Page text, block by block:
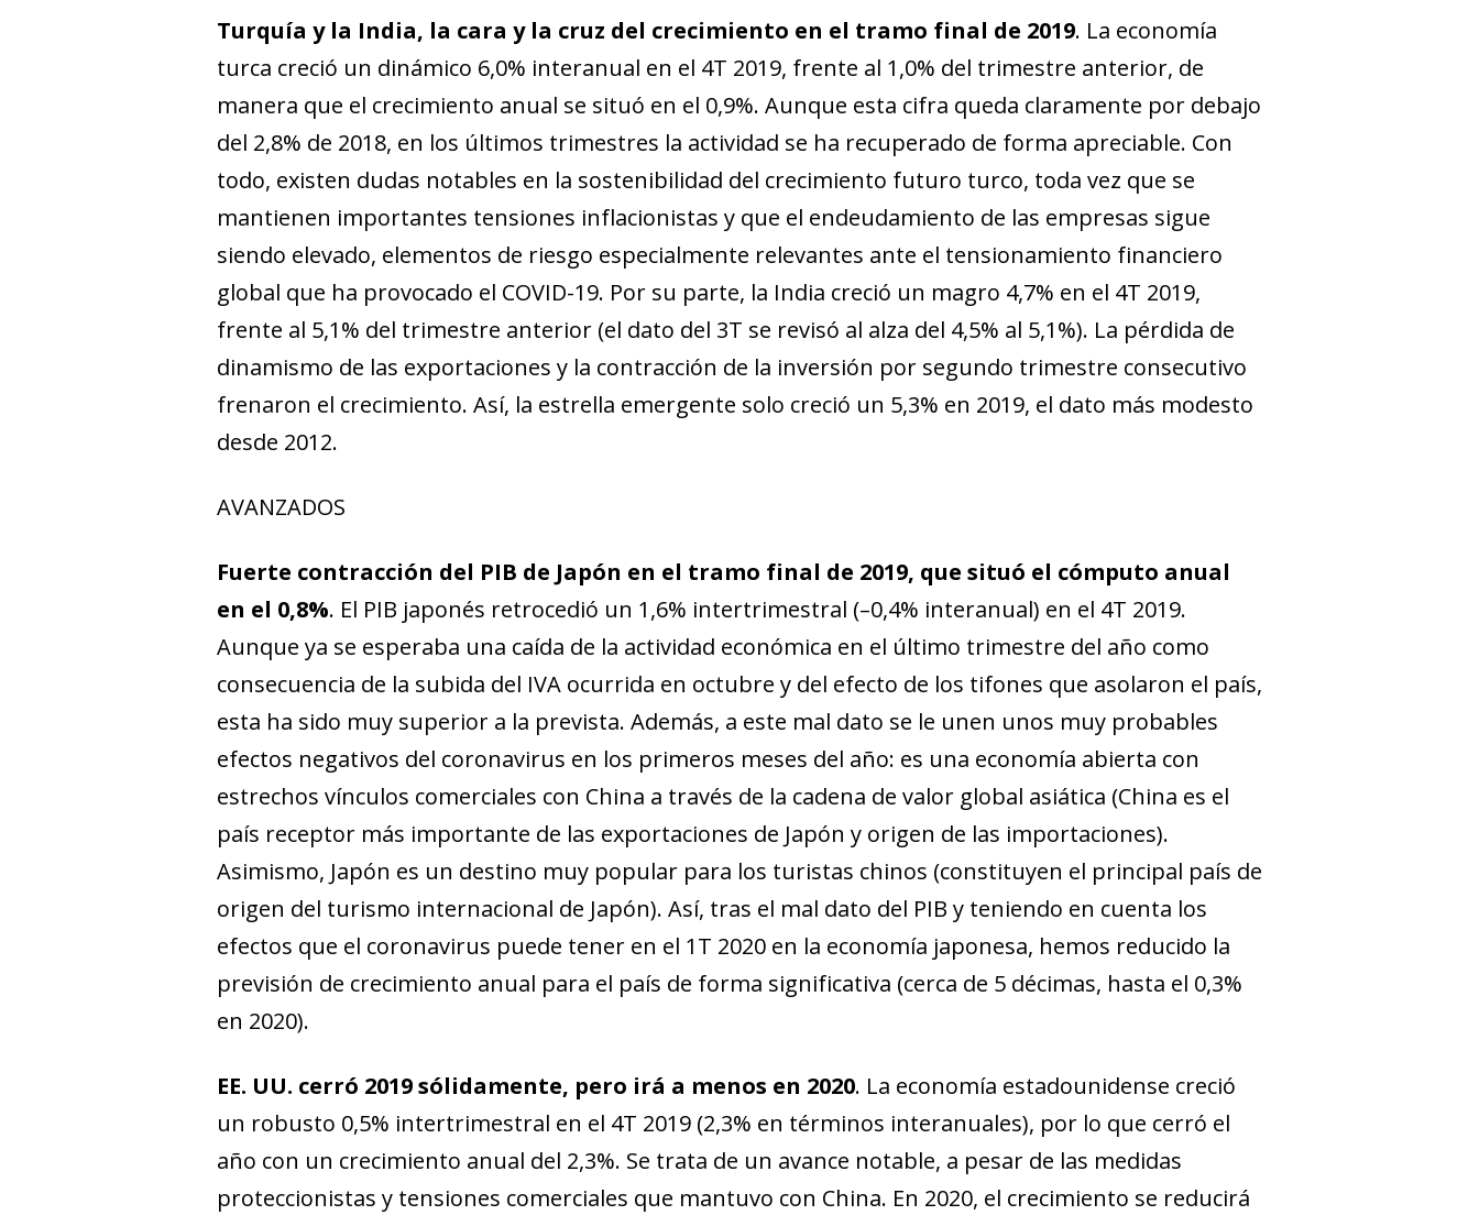
Turquía y la India, la cara y la cruz del crecimiento en el tramo final de 2019. La economía
turca creció un dinámico 6,0% interanual en el 4T 2019, frente al 1,0% del trimestre anterior, de
manera que el crecimiento anual se situó en el 0,9%. Aunque esta cifra queda claramente por debajo
del 2,8% de 2018, en los últimos trimestres la actividad se ha recuperado de forma apreciable. Con
todo, existen dudas notables en la sostenibilidad del crecimiento futuro turco, toda vez que se
mantienen importantes tensiones inflacionistas y que el endeudamiento de las empresas sigue
siendo elevado, elementos de riesgo especialmente relevantes ante el tensionamiento financiero
global que ha provocado el COVID-19. Por su parte, la India creció un magro 4,7% en el 4T 2019,
frente al 5,1% del trimestre anterior (el dato del 3T se revisó al alza del 4,5% al 5,1%). La pérdida de
dinamismo de las exportaciones y la contracción de la inversión por segundo trimestre consecutivo
frenaron el crecimiento. Así, la estrella emergente solo creció un 5,3% en 2019, el dato más modesto
desde 2012.
AVANZADOS
Fuerte contracción del PIB de Japón en el tramo final de 2019, que situó el cómputo anual
en el 0,8%. El PIB japonés retrocedió un 1,6% intertrimestral (–0,4% interanual) en el 4T 2019.
Aunque ya se esperaba una caída de la actividad económica en el último trimestre del año como
consecuencia de la subida del IVA ocurrida en octubre y del efecto de los tifones que asolaron el país,
esta ha sido muy superior a la prevista. Además, a este mal dato se le unen unos muy probables
efectos negativos del coronavirus en los primeros meses del año: es una economía abierta con
estrechos vínculos comerciales con China a través de la cadena de valor global asiática (China es el
país receptor más importante de las exportaciones de Japón y origen de las importaciones).
Asimismo, Japón es un destino muy popular para los turistas chinos (constituyen el principal país de
origen del turismo internacional de Japón). Así, tras el mal dato del PIB y teniendo en cuenta los
efectos que el coronavirus puede tener en el 1T 2020 en la economía japonesa, hemos reducido la
previsión de crecimiento anual para el país de forma significativa (cerca de 5 décimas, hasta el 0,3%
en 2020).
EE. UU. cerró 2019 sólidamente, pero irá a menos en 2020. La economía estadounidense creció
un robusto 0,5% intertrimestral en el 4T 2019 (2,3% en términos interanuales), por lo que cerró el
año con un crecimiento anual del 2,3%. Se trata de un avance notable, a pesar de las medidas
proteccionistas y tensiones comerciales que mantuvo con China. En 2020, el crecimiento se reducirá